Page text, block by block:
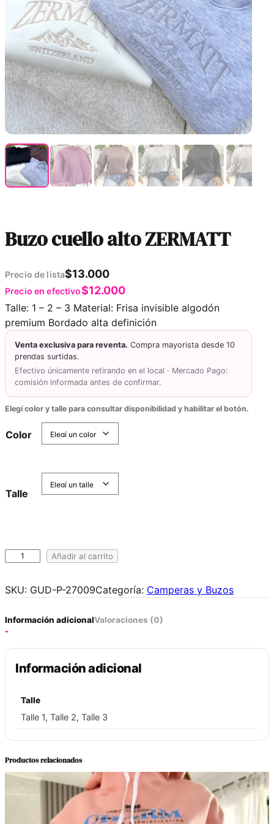
Buzo cuello alto ZERMATT
Precio de lista$13.000
Precio en efectivo$12.000
Talle: 1 – 2 – 3 Material: Frisa invisible algodón
premium Bordado alta definición
Venta exclusiva para reventa. Compra mayorista desde 10
prendas surtidas.
Efectivo únicamente retirando en el local · Mercado Pago:
comisión informada antes de confirmar.
Elegí color y talle para consultar disponibilidad y habilitar el botón.
Color
Talle
z
o
c
u
t
Z
E
Añadir al carrito
SKU: GUD-P-27009Categoría: Camperas y Buzos
Información adicionalValoraciones (0)
Información adicional
Talle
Talle 1, Talle 2, Talle 3
Productos relacionados